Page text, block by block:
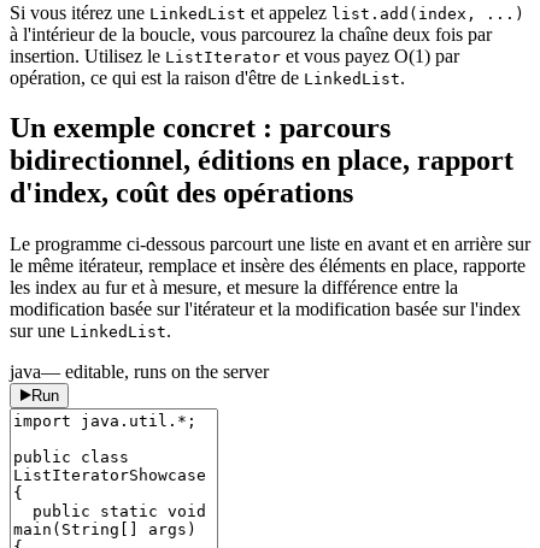
Si vous itérez une LinkedList et appelez list.add(index, ...)
à l'intérieur de la boucle, vous parcourez la chaîne deux fois par
insertion. Utilisez le ListIterator et vous payez O(1) par
opération, ce qui est la raison d'être de LinkedList.
Un exemple concret : parcours
bidirectionnel, éditions en place, rapport
d'index, coût des opérations
Le programme ci-dessous parcourt une liste en avant et en arrière sur
le même itérateur, remplace et insère des éléments en place, rapporte
les index au fur et à mesure, et mesure la différence entre la
modification basée sur l'itérateur et la modification basée sur l'index
sur une LinkedList.
java— editable, runs on the server
Run